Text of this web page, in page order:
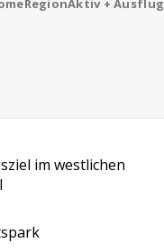
RegionAktiv + Ausflug
im westlichen